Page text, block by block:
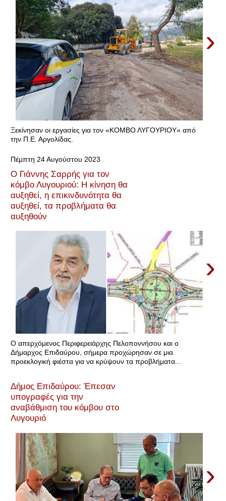
›
Ξεκίνησαν οι εργασίες για τον «ΚΟΜΒΟ ΛΥΓΟΥΡΙΟΥ» από
την Π.Ε. Αργολίδας.
Πέμπτη 24 Αυγούστου 2023
Ο Γιάννης Σαρρής για τον
κόμβο Λυγουριού: Η κίνηση θα
αυξηθεί, η επικινδυνότητα θα
αυξηθεί, τα προβλήματα θα
αυξηθούν
›
Ο απερχόμενος Περιφερειάρχης Πελοποννήσου και ο
Δήμαρχος Επιδαύρου, σήμερα προχώρησαν σε μια
προεκλογική φιέστα για να κρύψουν τα προβλήματα...
Δήμος Επιδαύρου: Έπεσαν
υπογραφές για την
αναβάθμιση του κόμβου στο
Λυγουριό
›